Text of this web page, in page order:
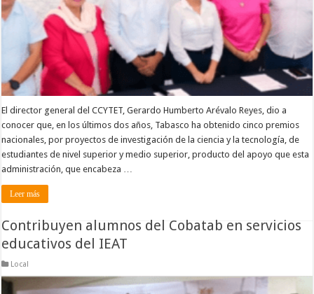
El director general del CCYTET, Gerardo Humberto Arévalo Reyes, dio a
conocer que, en los últimos dos años, Tabasco ha obtenido cinco premios
nacionales, por proyectos de investigación de la ciencia y la tecnología, de
estudiantes de nivel superior y medio superior, producto del apoyo que esta
administración, que encabeza …
Leer más
Contribuyen alumnos del Cobatab en servicios
educativos del IEAT
Local